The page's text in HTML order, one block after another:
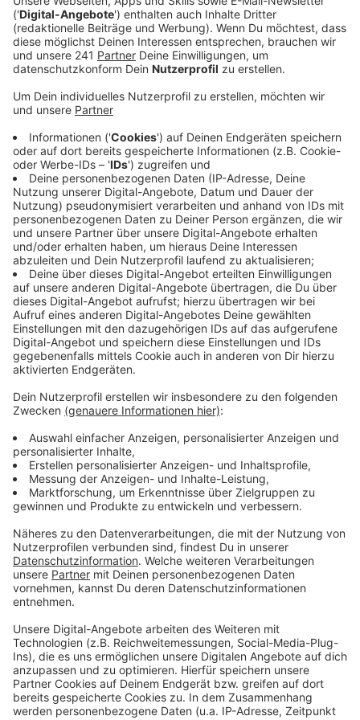
Anzeige
Rund um Peschstraße und Ludwig-Erhard-
Kreisel
Anzeige
Die hat die Stadt derzeit unter anderem im Bereich
Peschstraße und rund um den Ludwig-Erhard-Kreisel
installiert. Ziel ist es, herauszufinden, wie stark der
Bereich verkehrstechnisch ausgelastet ist – auch mit
Blick auf die geplante bauliche Entwicklung in
Wiesdorf, sagt die Stadt. Als Erhebungszeitraum hat
sie nach eigenen Angaben extra den Monat November
gewählt, weil dieser erfahrungsgemäß als der
verkehrsreichste Monat im ganzen Jahr gilt.
Anzeige
Weitere Meldungen aus Leverkusen
Anzeige
Adventszeit: Schlebusch wieder weihnachtlich
dekoriert
Mehr Geld für Leverkusener Kinder- und Jugendhilfe
Anzeige